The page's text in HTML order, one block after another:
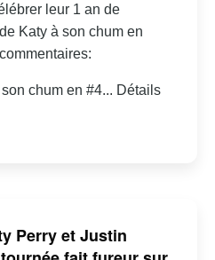
leur 1 an de
Katy à son chum en
chum en #4... Détails
Perry et Justin